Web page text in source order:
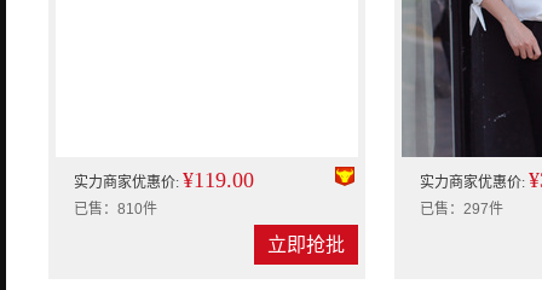
实力商家优惠价: ¥119.00
已售：810件
立即抢批
实力商家优惠价:
已售：297件